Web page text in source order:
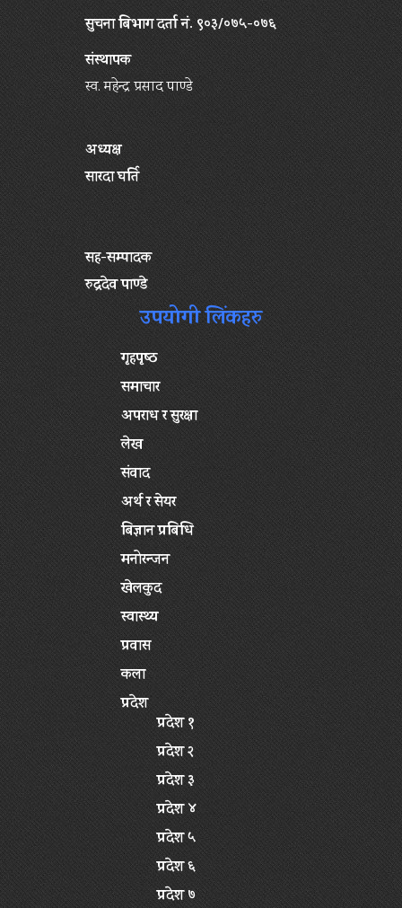
सुचना बिभाग दर्ता नं. ९०३/०७५-०७६
संस्थापक
स्व. महेन्द्र प्रसाद पाण्डे
अध्यक्ष
सारदा घर्ति
सह-सम्पादक
रुद्रदेव पाण्डे
उपयोगी लिंकहरु
गृहपृष्‍ठ
समाचार
अपराध र सुरक्षा
लेख
संवाद
अर्थ र सेयर
बिज्ञान प्रबिधि
मनोरन्जन
खेलकुद
स्वास्थ्य
प्रवास
कला
प्रदेश
प्रदेश १
प्रदेश २
प्रदेश ३
प्रदेश ४
प्रदेश ५
प्रदेश ६
प्रदेश ७